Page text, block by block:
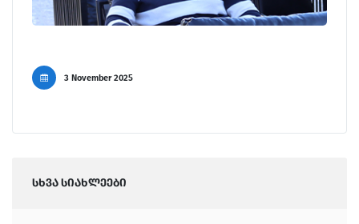
3 November 2025
სხვა სიახლეები